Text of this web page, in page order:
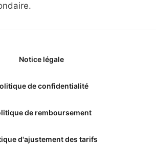
Notice légale
de confidentialité
de remboursement
d'ajustement des tarifs